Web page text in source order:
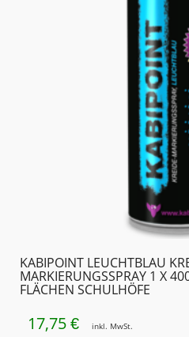
KABIPOINT LEUCHTBLAU
MARKIERUNGSSPRAY 1 X
LÄCHEN SCHULHÖFE
17,75 € inkl. MwSt.